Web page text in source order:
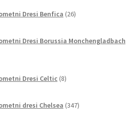
Dresi Benfica 26izdelkov
Dresi Borussia Monchengladbach
Dresi Celtic 8izdelkov
dresi Chelsea 347izdelkov